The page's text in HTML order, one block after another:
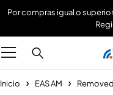
Por compras igual o
Inicio EAS AM